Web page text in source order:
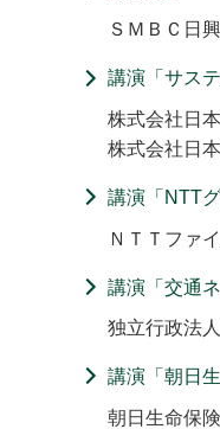
ＳＭＢＣ日
講演「サス
株式会社日
株式会社日
講演「NTT
ＮＴＴフ
講演「交通
独立行政法
講演「朝日
朝日生命保